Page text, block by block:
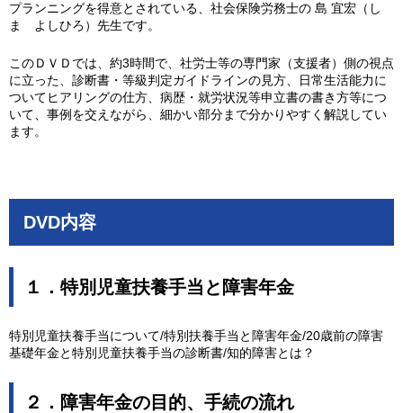
プランニングを得意とされている、社会保険労務士の 島 宜宏（し
ま よしひろ）先生です。
このＤＶＤでは、約3時間で、社労士等の専門家（支援者）側の視点
に立った、診断書・等級判定ガイドラインの見方、日常生活能力に
ついてヒアリングの仕方、病歴・就労状況等申立書の書き方等につ
いて、事例を交えながら、細かい部分まで分かりやすく解説してい
ます。
DVD内容
１．特別児童扶養手当と障害年金
特別児童扶養手当について/特別扶養手当と障害年金/20歳前の障害
基礎年金と特別児童扶養手当の診断書/知的障害とは？
２．障害年金の目的、手続の流れ